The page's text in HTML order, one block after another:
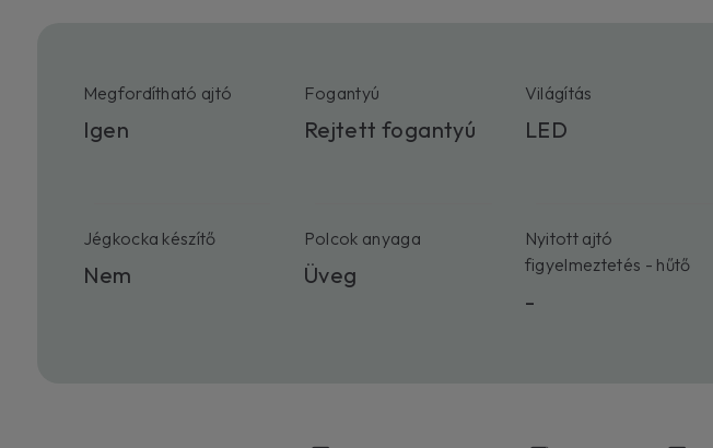
Megfordítható ajtó
Igen
Fogantyú
Rejtett fogantyú
Világítás
LED
Jégkocka készítő
Nem
Polcok anyaga
Üveg
Nyitott ajtó
figyelmeztetés - hűtő
-